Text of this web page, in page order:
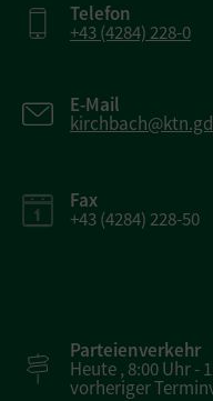
Telefon
+43 (4284) 228-0
E-Mail
Fax
+43 (4284) 228-50
Parteienverkehr
Heute , 8:00 Uhr -
vorheriger